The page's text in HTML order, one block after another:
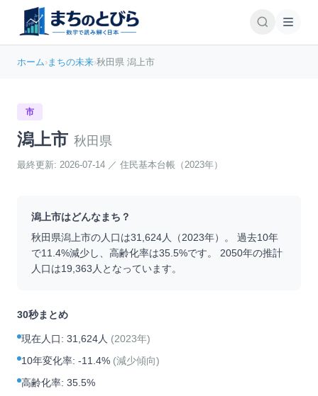
ホーム›まちの未来›秋田県 潟上市
市
潟上市 秋田県
最終更新: 2026-07-14 ／ 住民基本台帳（2023年）
潟上市はどんなまち？
秋田県潟上市の人口は31,624人（2023年）。 過去10年
で11.4%減少し、高齢化率は35.5%です。 2050年の推計
人口は19,363 人となっています。
30秒まとめ
現在人口: 31,624人 (2023年)
10年変化率: -11.4% (減少傾向)
高齢化率: 35.5%